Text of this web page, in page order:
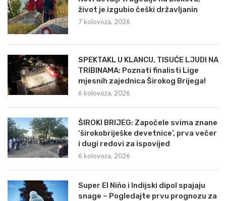
život je izgubio češki državljanin
7 kolovoza, 2026
SPEKTAKL U KLANCU, TISUĆE LJUDI NA
TRIBINAMA: Poznati finalisti Lige
mjesnih zajednica Širokog Brijega!
6 kolovoza, 2026
ŠIROKI BRIJEG: Započele svima znane
‘širokobriješke devetnice’, prva večer
i dugi redovi za ispovijed
6 kolovoza, 2026
Super El Niño i Indijski dipol spajaju
snage – Pogledajte prvu prognozu za